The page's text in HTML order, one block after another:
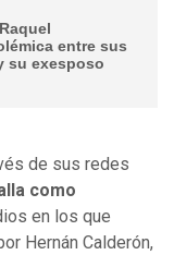
entre sus
su exesposo
de sus redes
como
en los que
Hernán Calderón,